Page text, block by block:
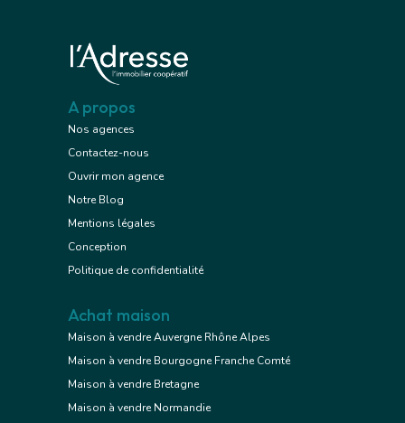
A propos
Nos agences
Contactez-nous
Ouvrir mon agence
Notre Blog
Mentions légales
Conception
Politique de confidentialité
Achat maison
Maison à vendre Auvergne Rhône Alpes
Maison à vendre Bourgogne Franche Comté
Maison à vendre Bretagne
Maison à vendre Normandie